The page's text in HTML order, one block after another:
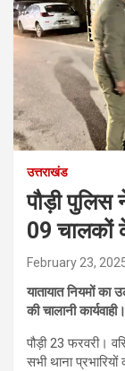
उत्तराखंड
पौड़ी पुलिस
09 चालकों
February 23,
यातायात नियमों
की चालानी कार्यवाही।
पौड़ी 23 फरवरी।
सभी थाना